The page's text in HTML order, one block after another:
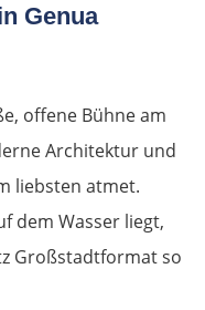
Genua
offene Bühne am
Architektur und
liebsten atmet.
dem Wasser liegt,
Großstadtformat so